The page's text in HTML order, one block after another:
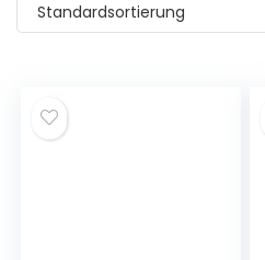
Standardsortierung